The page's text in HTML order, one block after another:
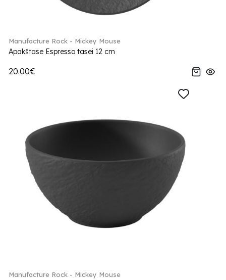
Manufacture Rock - Mickey Mouse
Apakštase Espresso tasei 12 cm
20.00€
Manufacture Rock - Mickey Mouse